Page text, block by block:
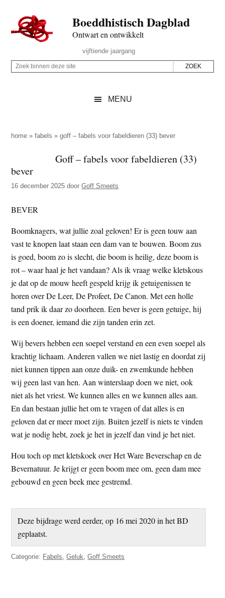
naar
de
inhoud
secondary
naar
de
sidebar
naar
de
Boeddhistisch Dagblad
Ontwart en ontwikkelt
Rechts
vijftiende jaargang
Z
p
e
z
e
s
t
e
Z
i
e
n
e
e
s
i
t
e
MENU
home »fabels »goff – fabels voor fabeldieren (33) bever
Goff – fabels voor fabeldieren (33)
bever
16 december 2025 doorGoff Smeets
BEVER
Boomknagers, wat jullie zoal geloven! Er is geen touw aan
vast te knopen laat staan een dam van te bouwen. Boom zus
is goed, boom zo is slecht, die boom is heilig, deze boom is
rot – waar haal je het vandaan? Als ik vraag welke kletskous
je dat op de mouw heeft gespeld krijg ik getuigenissen te
horen over De Leer, De Profeet, De Canon. Met een holle
tand prik ik daar zo doorheen. Een bever is geen getuige, hij
is een doener, iemand die zijn tanden erin zet.
Wij bevers hebben een soepel verstand en een even soepel als
krachtig lichaam. Anderen vallen we niet lastig en doordat zij
niet kunnen tippen aan onze duik- en zwemkunde hebben
wij geen last van hen. Aan winterslaap doen we niet, ook
niet als het vriest. We kunnen alles en we kunnen alles aan.
En dan bestaan jullie het om te vragen of dat alles is en
geloven dat er meer moet zijn. Buiten jezelf is niets te vinden
wat je nodig hebt, zoek je het in jezelf dan vind je het niet.
Hou toch op met kletskoek over Het Ware Beverschap en de
Bevernatuur. Je krijgt er geen boom mee om, geen dam mee
gebouwd en geen beek mee gestremd.
Deze bijdrage werd eerder, op 16 mei 2020 in het BD
geplaatst.
Categorie: Fabels,Geluk,Goff Smeets